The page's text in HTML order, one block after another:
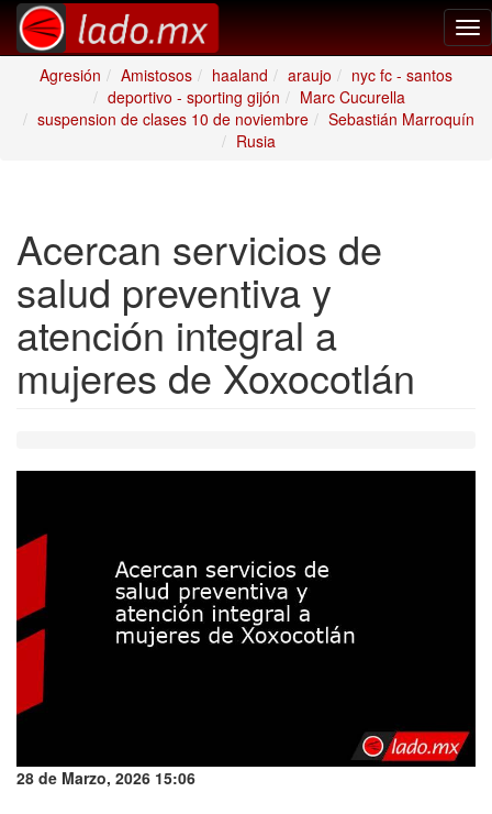
Agresión
Amistosos haaland araujo
nyc fc - santos
deportivo - sporting gijón
Marc Cucurella
suspension de clases 10 de noviembre
Sebastián Marroquín
Rusia
Acercan servicios de
salud preventiva y
atención integral a
mujeres de Xoxocotlán
28 de Marzo, 2026 15:06